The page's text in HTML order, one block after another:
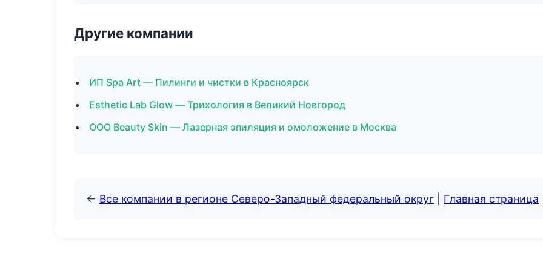
Другие компании
ИП Spa Art — Пилинги и чистки в Красноярск
Esthetic Lab Glow — Трихология в Великий Новгород
ООО Beauty Skin — Лазерная эпиляция и омоложение в Москва
← Все компании в регионе Северо-Западный федеральный округ Главная страница